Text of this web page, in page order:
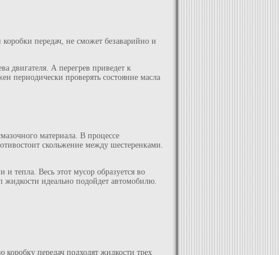
передач, не сможет безаварийно и
двигателя. А перегрев приведет к
периодически проверять состояние масла
материала. В процессе
скольжение между шестеренками.
тепла. Весь этот мусор образуется во
жидкости идеально подойдет автомобилю.
передач подходят жидкости трех